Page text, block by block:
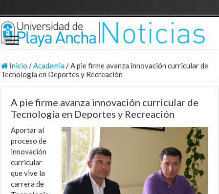
Inicio /Academia/A pie firme avanza innovación curricular de
Tecnología en Deportes y Recreación
A pie firme avanza innovación curricular de
Tecnología en Deportes y Recreación
Aportar al
proceso de
innovación
curricular
que vive la
carrera de